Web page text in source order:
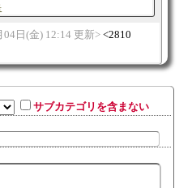
04日(金) 12:14 更新
2810
サブカテゴリを含まない